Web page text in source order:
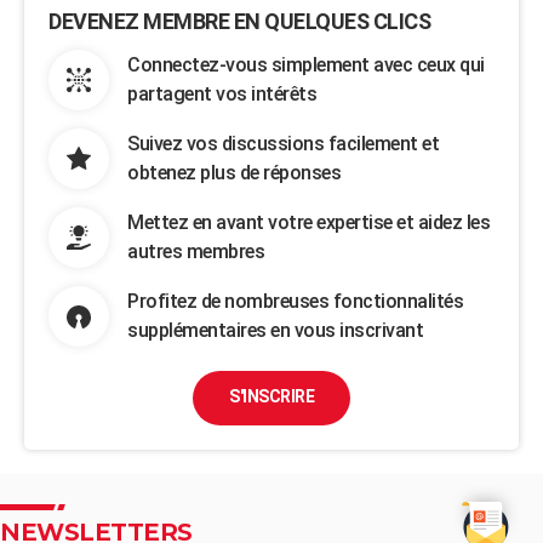
DEVENEZ MEMBRE EN QUELQUES CLICS
Connectez-vous simplement avec ceux qui
partagent vos intérêts
Suivez vos discussions facilement et
obtenez plus de réponses
Mettez en avant votre expertise et aidez les
autres membres
Profitez de nombreuses fonctionnalités
supplémentaires en vous inscrivant
S'INSCRIRE
NEWSLETTERS